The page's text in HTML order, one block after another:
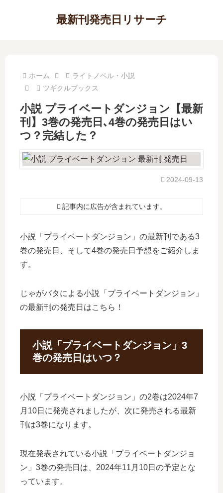
最新刊発売日リサーチ
ホーム
ライトノベル・小説
ツギクルブックス
小説 プライベートダンジョン【最新
刊】3巻の発売日､4巻の発売日はい
つ？完結した？
2024-09-13
記事内に広告が含まれています。
小説「プライベートダンジョン」の最新刊である3
巻の発売日、そして4巻の発売日予想をご紹介しま
す。
じゃがバタによる小説「プライベートダンジョン」
の最新刊の発売日はこちら！
小説「プライベートダンジョン」3
巻の発売日はいつ？
小説「プライベートダンジョン」の2巻は2024年7
月10日に発売されましたが、次に発売される最新
刊は3巻になります。
現在発表されている小説「プライベートダンジョ
ン」3巻の発売日は、2024年11月10日の予定とな
っています。